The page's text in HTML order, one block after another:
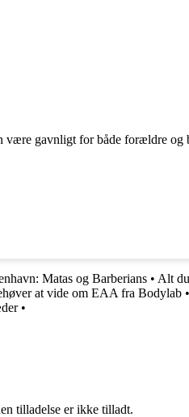
være gavnligt for både forældre og
Matas og Barberians • Alt
at vide om EAA fra Bodylab •
•
tilladelse er ikke tilladt.